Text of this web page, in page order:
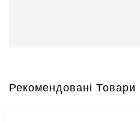
Рекомендовані Товари